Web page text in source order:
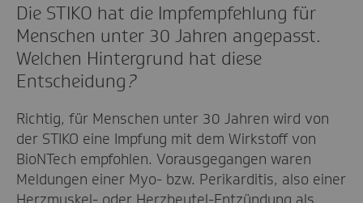
Die STIKO hat die Impfempfehlung für
Menschen unter 30 Jahren angepasst.
Welchen Hintergrund hat diese
Entscheidung?
Richtig, für Menschen unter 30 Jahren wird von
der STIKO eine Impfung mit dem Wirkstoff von
BioNTech empfohlen. Vorausgegangen waren
Meldungen einer Myo- bzw. Perikarditis, also einer